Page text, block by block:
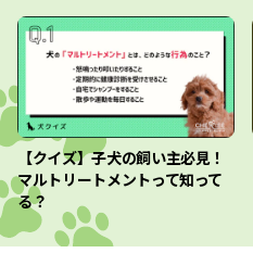
【クイズ】子犬の飼い主必見！
マルトリートメントって知って
る？